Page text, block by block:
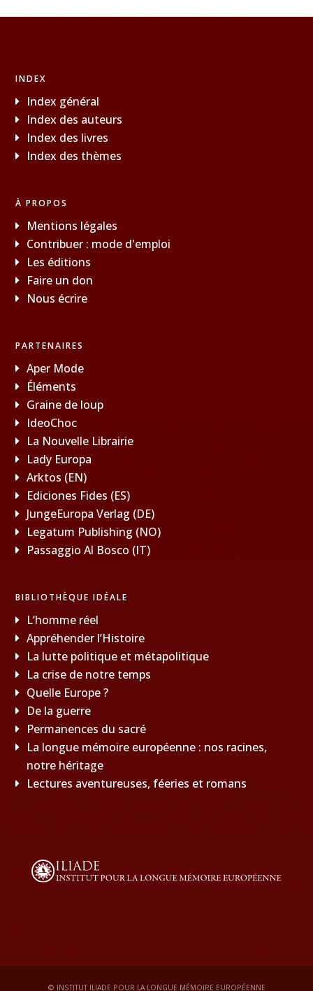
INDEX
Index général
Index des auteurs
Index des livres
Index des thèmes
À PROPOS
Mentions légales
Contribuer : mode d'emploi
Les éditions
Faire un don
Nous écrire
PARTENAIRES
Aper Mode
Éléments
Graine de loup
IdeoChoc
La Nouvelle Librairie
Lady Europa
Arktos (EN)
Ediciones Fides (ES)
JungeEuropa Verlag (DE)
Legatum Publishing (NO)
Passaggio Al Bosco (IT)
BIBLIOTHÈQUE IDÉALE
L’homme réel
Appréhender l’Histoire
La lutte politique et métapolitique
La crise de notre temps
Quelle Europe ?
De la guerre
Permanences du sacré
La longue mémoire européenne : nos racines,
notre héritage
Lectures aventureuses, féeries et romans
© INSTITUT ILIADE POUR LA LONGUE MÉMOIRE EUROPÉENNE